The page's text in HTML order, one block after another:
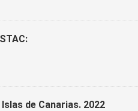
de Canarias. 2022